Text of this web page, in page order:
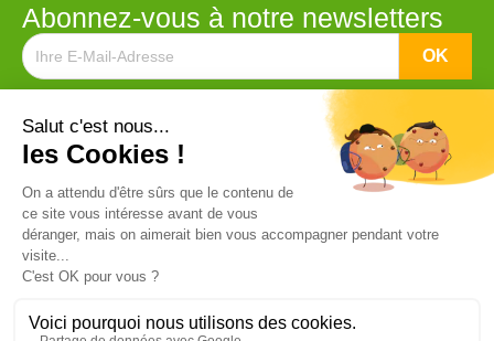
Abonnez-vous à notre newsletters
Catégorie